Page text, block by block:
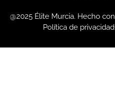
@2025 Élite Murcia. Hecho con
Política de privacidad